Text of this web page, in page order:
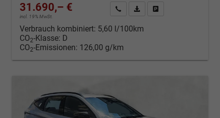
31.690,– €
incl. 19% MwSt.
Kontakt & Angebot anfordern
PDF-Datei, Fahrzeugexposé
Verbrauch kombiniert: 5,60 l/100km
CO2-Klasse: D
CO2-Emissionen: 126,00 g/km